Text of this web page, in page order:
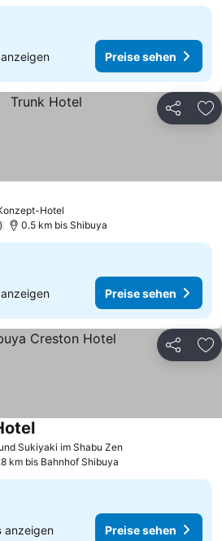
anzeigen Preise sehen
Teilen
Hotel
0.5 km bis Shibuya
anzeigen Preise sehen
Teilen
Sukiyaki im Shabu Zen
Preise sehen
km bis Bahnhof Shibuya
anzeigen Preise sehen